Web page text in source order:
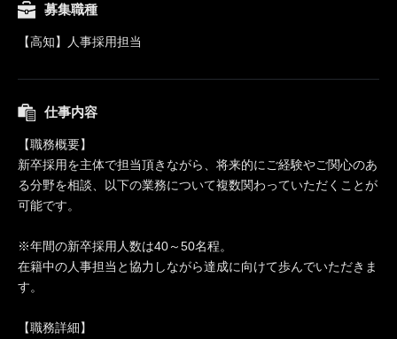
募集職種
【高知】人事採用担当
仕事内容
【職務概要】
新卒採用を主体で担当頂きながら、将来的にご経験やご関心のあ
る分野を相談、以下の業務について複数関わっていただくことが
可能です。
※年間の新卒採用人数は40～50名程。
在籍中の人事担当と協力しながら達成に向けて歩んでいただきま
す。
【職務詳細】